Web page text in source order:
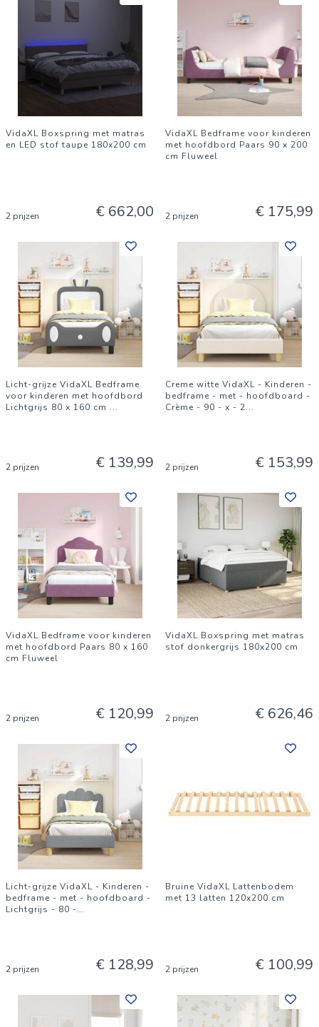
VidaXL Boxspring met matras
en LED stof taupe 180x200 cm
2 prijzen € 662,00
VidaXL Bedframe voor kinderen
met hoofdbord Paars 90 x 200
cm Fluweel
2 prijzen € 175,99
Licht-grijze VidaXL Bedframe
voor kinderen met hoofdbord
Lichtgrijs 80 x 160 cm ...
2 prijzen € 139,99
Creme witte VidaXL - Kinderen -
bedframe - met - hoofdboard -
Crème - 90 - x - 2...
2 prijzen € 153,99
VidaXL Bedframe voor kinderen
met hoofdbord Paars 80 x 160
cm Fluweel
2 prijzen € 120,99
VidaXL Boxspring met matras
stof donkergrijs 180x200 cm
2 prijzen € 626,46
Licht-grijze VidaXL - Kinderen -
bedframe - met - hoofdboard -
Lichtgrijs - 80 -...
2 prijzen € 128,99
Bruine VidaXL Lattenbodem
met 13 latten 120x200 cm
2 prijzen € 100,99